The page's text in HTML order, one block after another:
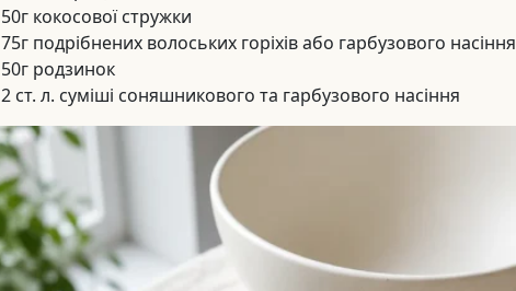
50г кокосової стружки
75г подрібнених волоських горіхів або гарбузового насіння
50г родзинок
2 ст. л. суміші соняшникового та гарбузового насіння